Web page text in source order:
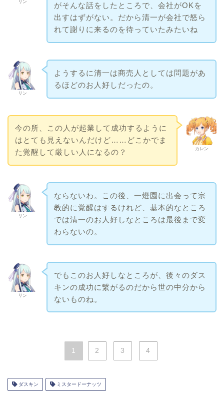
リン
がそんな話をしたところで、会社がOKを
出すはずがない。だから清一が会社で怒ら
れて謝りに来るのを待っていたみたいね
リン
ようするに清一は商売人としては問題があ
るほどのお人好しだったの。
カレン
今の所、この人が起業して成功するように
はとても見えないんだけど……どこかでま
た覚醒して厳しい人になるの？
リン
ならないわ。この後、一燈園に出会って宗
教的に覚醒はするけれど、基本的なところ
では清一のお人好しなところは最後まで変
わらないの。
リン
でもこのお人好しなところが、後々のダス
キンの成功に繋がるのだから世の中分から
ないものね。
1 2 3 4
ダスキン ミスタードーナッツ